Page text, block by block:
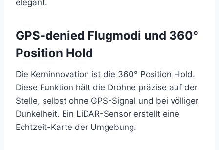
elegant.
GPS-denied Flugmodi und 360°
Position Hold
Die Kerninnovation ist die 360° Position Hold.
Diese Funktion hält die Drohne präzise auf der
Stelle, selbst ohne GPS-Signal und bei völliger
Dunkelheit. Ein LiDAR-Sensor erstellt eine
Echtzeit-Karte der Umgebung.